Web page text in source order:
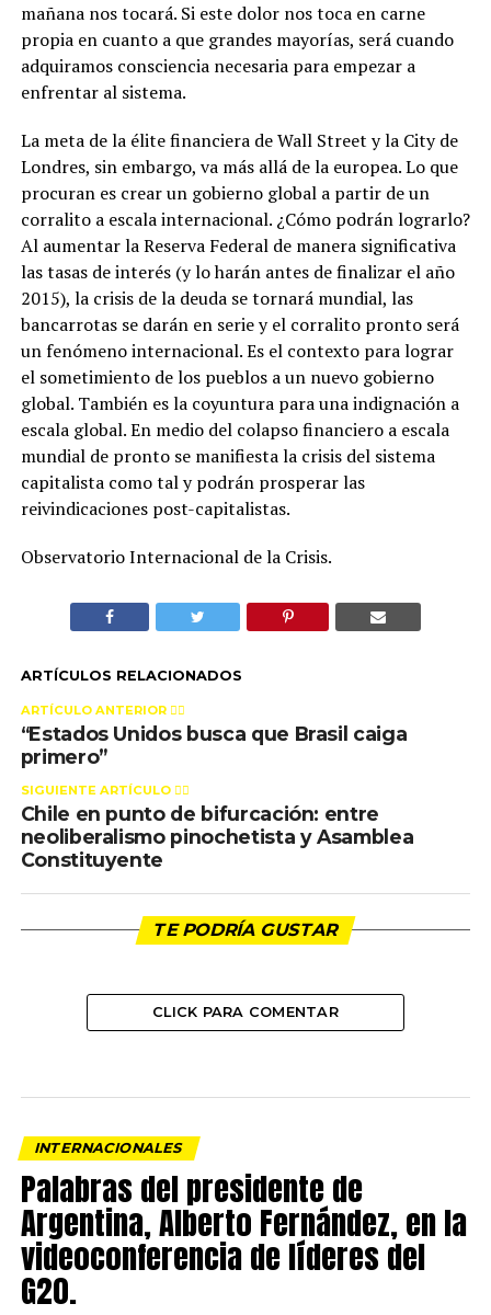
mañana nos tocará. Si este dolor nos toca en carne
propia en cuanto a que grandes mayorías, será cuando
adquiramos consciencia necesaria para empezar a
enfrentar al sistema.
La meta de la élite financiera de Wall Street y la City de
Londres, sin embargo, va más allá de la europea. Lo que
procuran es crear un gobierno global a partir de un
corralito a escala internacional. ¿Cómo podrán lograrlo?
Al aumentar la Reserva Federal de manera significativa
las tasas de interés (y lo harán antes de finalizar el año
2015), la crisis de la deuda se tornará mundial, las
bancarrotas se darán en serie y el corralito pronto será
un fenómeno internacional. Es el contexto para lograr
el sometimiento de los pueblos a un nuevo gobierno
global. También es la coyuntura para una indignación a
escala global. En medio del colapso financiero a escala
mundial de pronto se manifiesta la crisis del sistema
capitalista como tal y podrán prosperar las
reivindicaciones post-capitalistas.
Observatorio Internacional de la Crisis.
ARTÍCULOS RELACIONADOS
ARTÍCULO ANTERIOR 👉🏻
“Estados Unidos busca que Brasil caiga
primero”
SIGUIENTE ARTÍCULO 👈🏻
Chile en punto de bifurcación: entre
neoliberalismo pinochetista y Asamblea
Constituyente
TE PODRÍA GUSTAR
CLICK PARA COMENTAR
INTERNACIONALES
Palabras del presidente de
Argentina, Alberto Fernández, en la
videoconferencia de líderes del
G20.